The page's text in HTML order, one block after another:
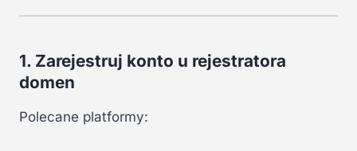
1. Zarejestruj konto u rejestratora
domen
Polecane platformy: